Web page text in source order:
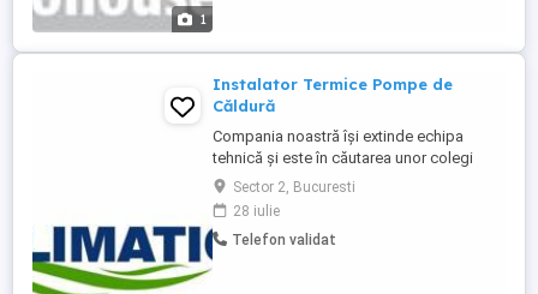
1
Instalator Termice Pompe de
Căldură
Compania noastră își extinde echipa
tehnică și este în căutarea unor colegi
pentru poziția de Instalator instalații
tehnico-sanitare și de gaze (COR 712609)
Instalator pentru pompe de căldură (COR
712614). Dacă ai experiență în domeniul
Sector 2, Bucuresti
28 iulie
Telefon validat